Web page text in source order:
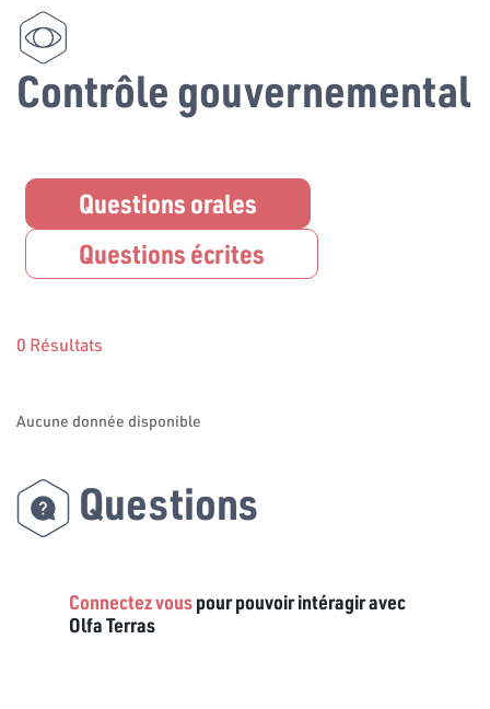
Contrôle gouvernemental
Questions orales
Questions écrites
0 Résultats
Aucune donnée disponible
Questions
Connectez vouspour pouvoir intéragir avec
Olfa Terras